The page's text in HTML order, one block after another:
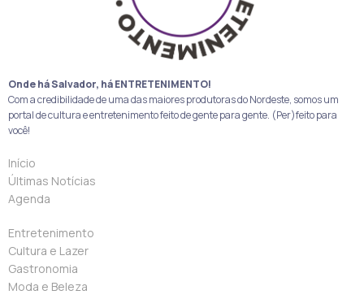
Onde há Salvador, há ENTRETENIMENTO!
Com a credibilidade de uma das maiores produtoras do Nordeste, somos um
portal de cultura e entretenimento feito de gente para gente. (Per)feito para
você!
Início
Últimas Notícias
Agenda
Entretenimento
Cultura e Lazer
Gastronomia
Moda e Beleza